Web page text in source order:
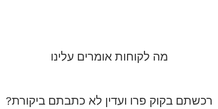
מה לקוחות אומרים עלינו
רכשתם בקוק פרו ועדין לא כתבתם ביקורת?